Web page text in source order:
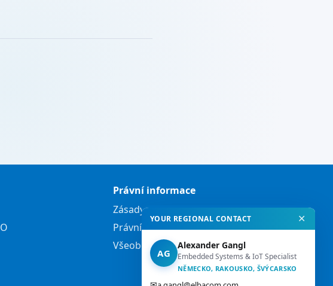
Právní informace
Zásady ochrany osobních údajů
Právní informace
Všeobecné obchodní podmínky
YOUR REGIONAL CONTACT ✕
AG
Alexander Gangl
Embedded Systems & IoT Specialist
NĚMECKO, RAKOUSKO, ŠVÝCARSKO